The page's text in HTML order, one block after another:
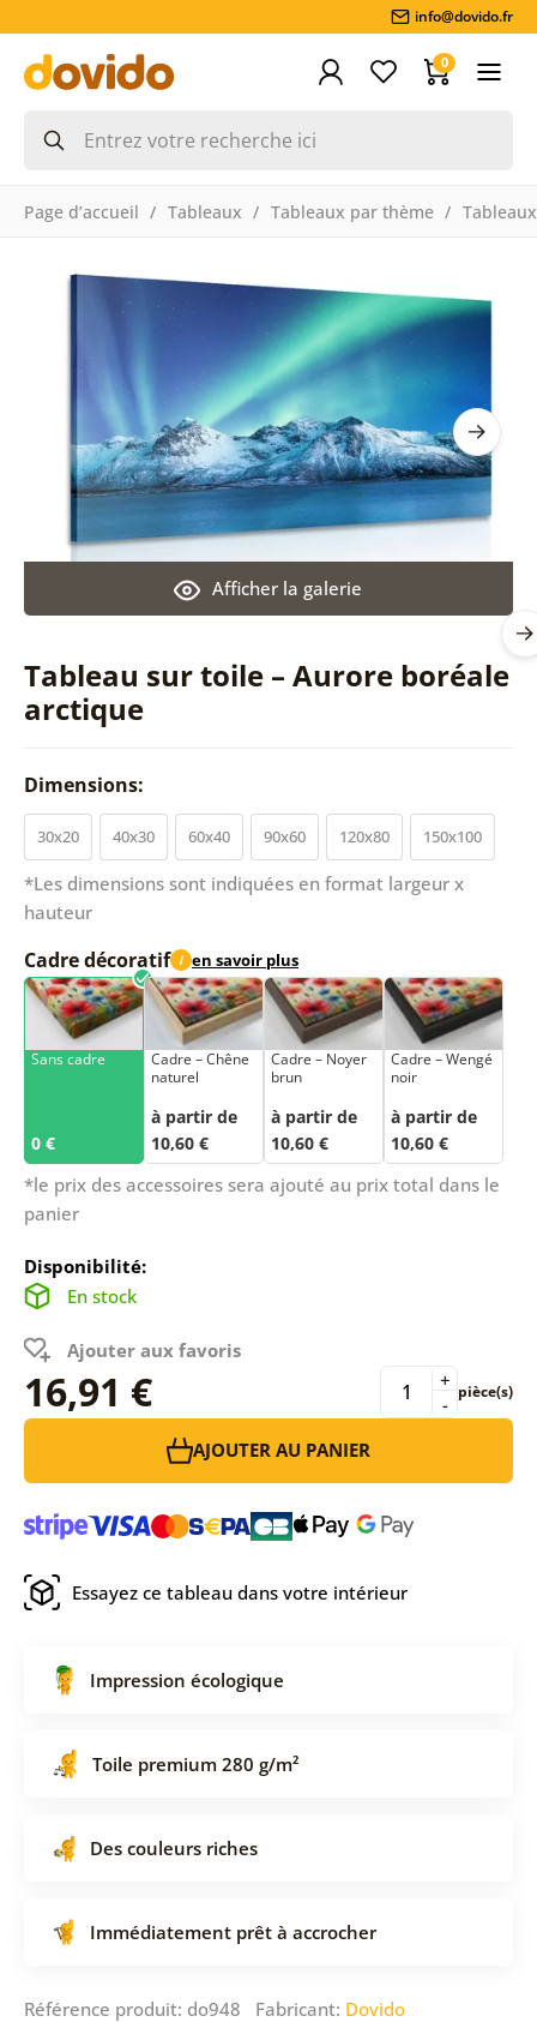
info@dovido.fr
0
Page d’accueil Tableaux Tableaux par thème
Tableau sur toile – Aurore boréale
arctique
Afficher la galerie
Dimensions:
30x20 40x30 60x40 90x60 120x80 150x100
*Les dimensions sont indiquées en format largeur x
hauteur
Cadre décoratif i en savoir plus
Sans cadre
0 €
Cadre – Chêne
naturel
à partir de
10,60 €
Cadre – Noyer
brun
à partir de
10,60 €
Cadre – Wengé
noir
à partir de
10,60 €
*le prix des accessoires sera ajouté au prix total dans le
panier
Disponibilité:
En stock
Ajouter aux favoris
16,91 € -
+ pièce(s)
AJOUTER AU PANIER
Essayez ce tableau dans votre intérieur
Impression écologique
Toile premium 280 g/m²
Des couleurs riches
Immédiatement prêt à accrocher
Référence produit: do948 Fabricant: Dovido